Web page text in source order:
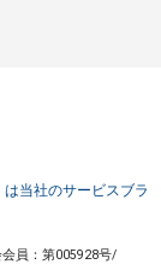
当社のサービスブラ
員：第005928号/